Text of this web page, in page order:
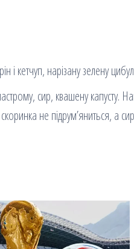
і кетчуп, нарізану зелену
сир, квашену капусту.
не підрум’яниться, а